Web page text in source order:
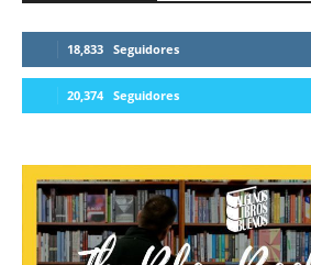
18,833 Seguidores
20,374 Seguidores